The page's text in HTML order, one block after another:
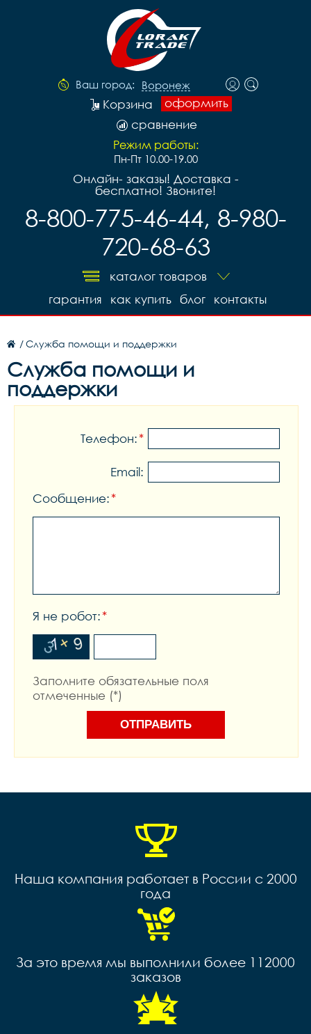
Ваш город: Воронеж
оформить
Корзина
сравнение
Режим работы:
Пн-Пт 10.00-19.00
Онлайн- заказы! Доставка -
бесплатно! Звоните!
8-800-775-46-44, 8-980-
720-68-63
каталог товаров
контакты
блог
как купить
гарантия
/Служба помощи и поддержки
Служба помощи и
поддержки
Телефон:*
Email:
Сообщение:*
Я не робот:*
Заполните обязательные поля
отмеченные (*)
Наша компания работает в России с 2000
года
За это время мы выполнили более 112000
заказов